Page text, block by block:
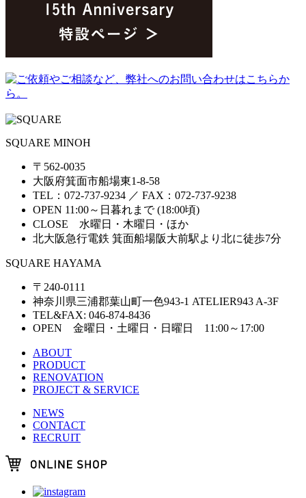
SQUARE MINOH
〒562-0035
大阪府箕面市船場東1-8-58
TEL：072-737-9234 ／ FAX：072-737-9238
OPEN 11:00～日暮れまで (18:00頃)
CLOSE 水曜日・木曜日・ほか
北大阪急行電鉄 箕面船場阪大前駅より北に徒歩7分
SQUARE HAYAMA
〒240-0111
神奈川県三浦郡葉山町一色943-1 ATELIER943 A-3F
TEL&FAX: 046-874-8436
OPEN 金曜日・土曜日・日曜日 11:00～17:00
ABOUT
PRODUCT
RENOVATION
PROJECT & SERVICE
NEWS
CONTACT
RECRUIT